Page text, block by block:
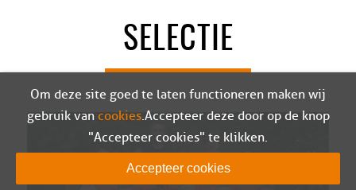
SELECTIE
Om deze site goed te laten functioneren maken wij
gebruik van cookies. Accepteer deze door op de knop
"Accepteer cookies" te klikken.
Accepteer cookies